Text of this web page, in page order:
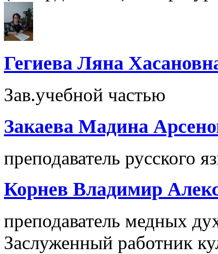
Гегиева Ляна
Зав.учебной частью
Закаева Мадина
преподаватель русского
Корнев Владимир
преподаватель медных
Заслуженный работник